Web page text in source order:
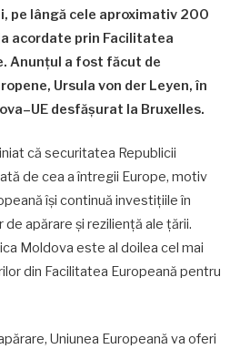
pe lângă cele aproximativ 200
acordate prin Facilitatea
Anunțul a fost făcut de
Ursula von der Leyen, în
desfășurat la Bruxelles.
că securitatea Republicii
de cea a întregii Europe, motiv
își continuă investițiile în
apărare și reziliență ale țării.
Moldova este al doilea cel mai
din Facilitatea Europeană pentru
Uniunea Europeană va oferi